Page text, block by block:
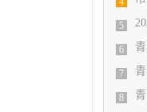
5
6
7
8